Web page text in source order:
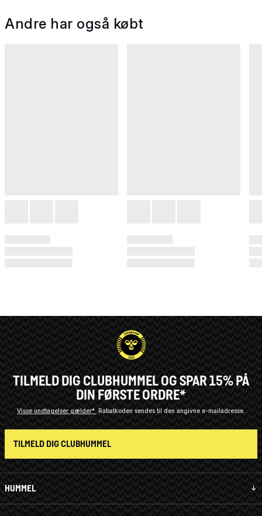
Andre har også købt
HUMMEL
TILMELD DIG CLUBHUMMEL OG SPAR 15% PÅ
DIN FØRSTE ORDRE*
Visse undtagelser gælder* Rabatkoden sendes til den angivne e-mailadresse.
TILMELD DIG CLUBHUMMEL